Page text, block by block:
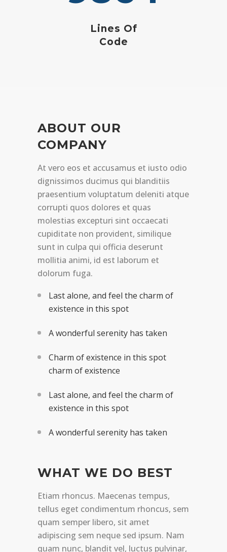
Lines Of
Code
ABOUT OUR
COMPANY
At vero eos et accusamus et iusto odio
dignissimos ducimus qui blanditiis
praesentium voluptatum deleniti atque
corrupti quos dolores et quas
molestias excepturi sint occaecati
cupiditate non provident, similique
sunt in culpa qui officia deserunt
mollitia animi, id est laborum et
dolorum fuga.
Last alone, and feel the charm of
existence in this spot
A wonderful serenity has taken
Charm of existence in this spot
charm of existence
Last alone, and feel the charm of
existence in this spot
A wonderful serenity has taken
WHAT WE DO BEST
Etiam rhoncus. Maecenas tempus,
tellus eget condimentum rhoncus, sem
quam semper libero, sit amet
adipiscing sem neque sed ipsum. Nam
quam nunc, blandit vel, luctus pulvinar,